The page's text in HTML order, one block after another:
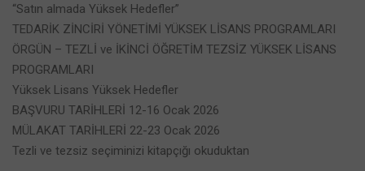
“Satın almada Yüksek Hedefler”
TEDARİK ZİNCİRİ YÖNETİMİ YÜKSEK LİSANS PROGRAMLARI
ÖRGÜN – TEZLİ ve İKİNCİ ÖĞRETİM TEZSİZ YÜKSEK LİSANS
PROGRAMLARI
Yüksek Lisans Yüksek Hedefler
BAŞVURU TARİHLERİ 12-16 Ocak 2026
MÜLAKAT TARİHLERİ 22-23 Ocak 2026
Tezli ve tezsiz seçiminizi kitapçığı okuduktan